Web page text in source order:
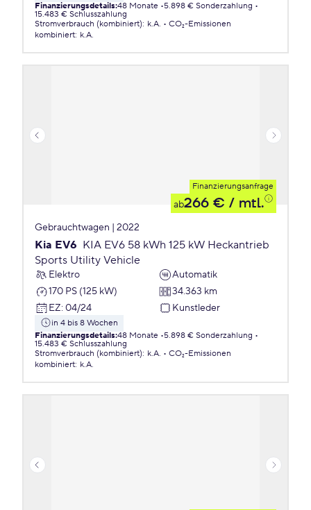
Finanzierungsdetails:48 Monate 5.898 € Sonderzahlung
15.483 € Schlusszahlung
Stromverbrauch (kombiniert): k.A.
CO₂-Emissionen
kombiniert: k.A.
Finanzierungsanfrage
ab266 € / mtl.
Gebrauchtwagen | 2022
Kia EV6 KIA EV6 58 kWh 125 kW Heckantrieb
Sports Utility Vehicle
Elektro
Automatik
170 PS (125 kW)
34.363 km
EZ: 04/24 Kunstleder
in 4 bis 8 Wochen
Finanzierungsdetails:48 Monate 5.898 € Sonderzahlung
15.483 € Schlusszahlung
Stromverbrauch (kombiniert): k.A.
CO₂-Emissionen
kombiniert: k.A.